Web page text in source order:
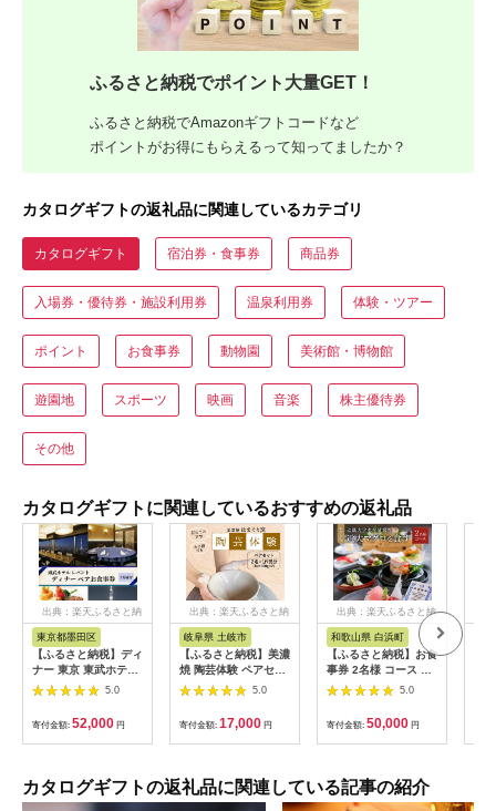
ふるさと納税でポイント大量GET！
ふるさと納税でAmazonギフトコードなど
ポイントがお得にもらえるって知ってましたか？
カタログギフトの返礼品に関連しているカテゴリ
カタログギフト 宿泊券・食事券 商品券
入場券・優待券・施設利用券 温泉利用券 体験・ツアー
ポイント お食事券 動物園 美術館・博物館
遊園地 スポーツ 映画 音楽 株主優待券
その他
カタログギフトに関連しているおすすめの返礼品
出典：楽天ふるさと納
東京都墨田区
【ふるさと納税】ディ
ナー 東京 東武ホテル
レバント ワンドリン
ク付き ペア チケット
レストラン 入場券 優
待券 お食事券
SKYTREE 【 墨田
ケット
5.0
寄付金額: 52,000 円
出典：楽天ふるさと納
岐阜県 土岐市
【ふるさと納税】美濃
焼 陶芸体験 ペアセッ
ト ひとり500gずつ
【はまぐり窯】
[MGG006]
5.0
寄付金額: 17,000 円
出典：楽天ふるさと納
和歌山県 白浜町
【ふるさと納税】お食
事券 2名様 コース 近
畿大学水産研究所 近
大マグロを食す | 券
金券 人気 おすすめ 送
料無料
5.0
寄付金額: 50,000 円
カタログギフトの返礼品に関連している記事の紹介